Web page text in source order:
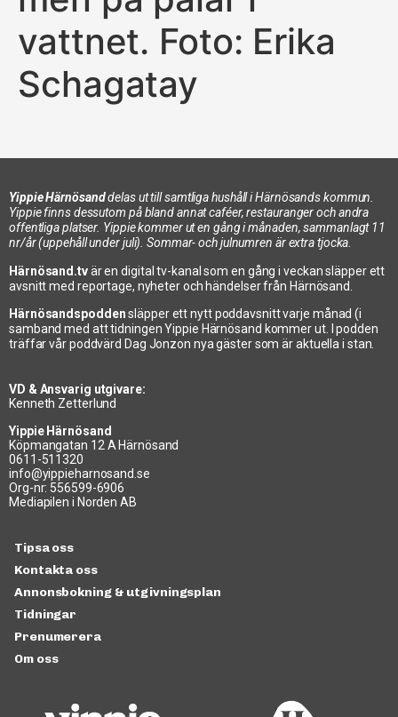
vattnet. Foto: Erika
Schagatay
Yippie Härnösanddelas ut till samtliga hushåll i Härnösands kommun.
Yippie finns dessutom på bland annat caféer, restauranger och andra
offentliga platser. Yippie kommer ut en gång i månaden, sammanlagt 11
nr/år (uppehåll under juli). Sommar- och julnumren är extra tjocka.
Härnösand.tvär en digital tv-kanal som en gång i veckan släpper ett
avsnitt med reportage, nyheter och händelser från Härnösand.
Härnösandspoddensläpper ett nytt poddavsnitt varje månad (i
samband med att tidningen Yippie Härnösand kommer ut. I podden
träffar vår poddvärd Dag Jonzon nya gäster som är aktuella i stan.
VD & Ansvarig utgivare:
Kenneth Zetterlund
Yippie Härnösand
Köpmangatan 12 A Härnösand
0611-511320
info@yippieharnosand.se
Org-nr: 556599-6906
Mediapilen i Norden AB
Tipsa oss
Kontakta oss
Annonsbokning & utgivningsplan
Tidningar
Prenumerera
Om oss